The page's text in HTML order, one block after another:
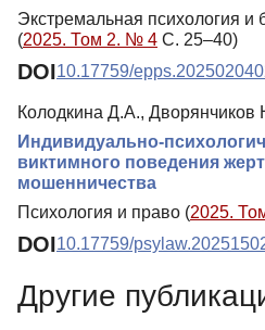
Экстремальная психология и
(2025. Том 2. № 4 С. 25–40)
DOI10.17759/
Колодкина Д.А.,
Индивидуально-
виктимного поведения
мошенничества
Психология и право (2025.
DOI10.17759/
Другие